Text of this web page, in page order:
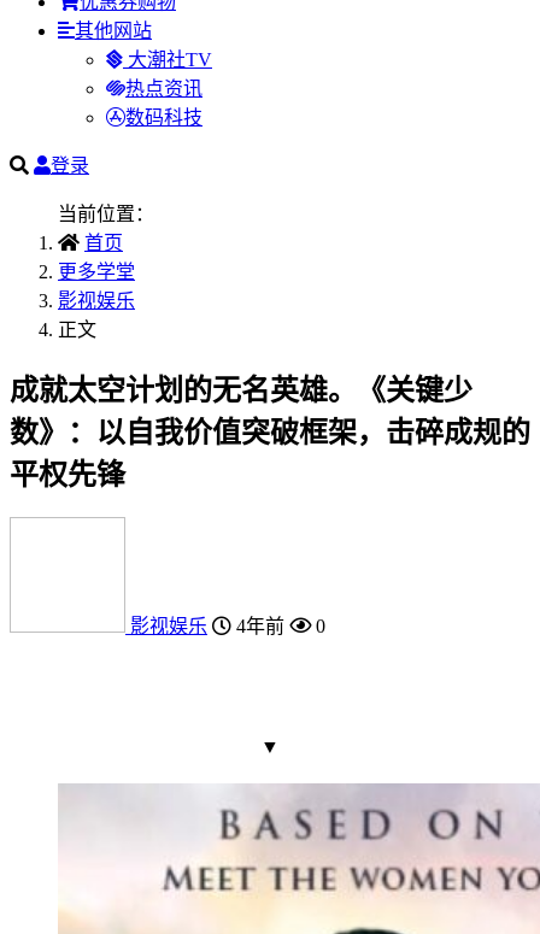
其他网站
大潮社TV
热点资讯
数码科技
登录
当前位置：
首页
更多学堂
影视娱乐
正文
成就太空计划的无名英雄。《关键少
数》：以自我价值突破框架，击碎成规的
平权先锋
影视娱乐 4年前 0
▼